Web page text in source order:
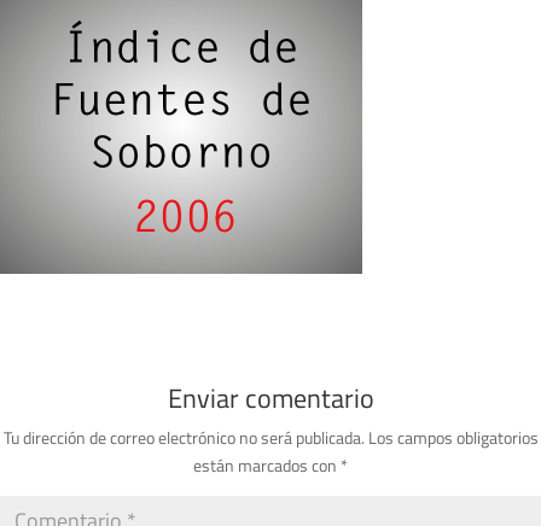
Enviar comentario
Tu dirección de correo electrónico no será publicada. Los campos obligatorios
están marcados con *